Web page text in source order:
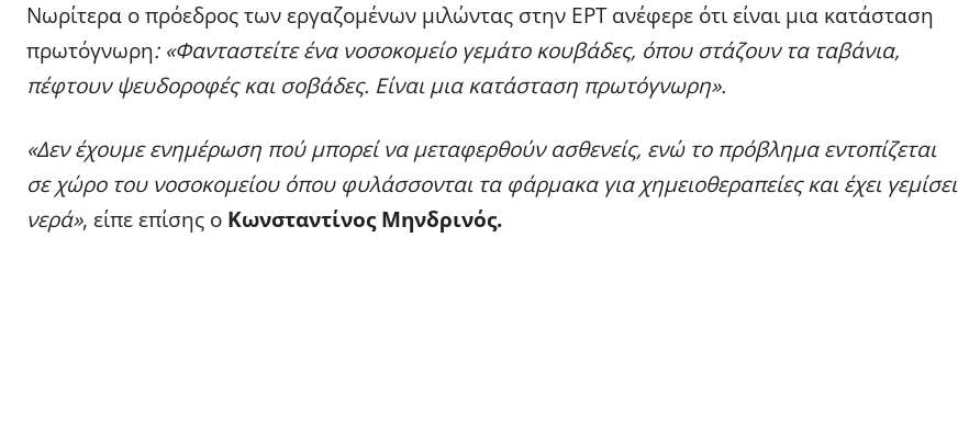
Νωρίτερα ο πρόεδρος των εργαζομένων μιλώντας στην ΕΡΤ ανέφερε ότι είναι μια κατάσταση
πρωτόγνωρη: «Φανταστείτε ένα νοσοκομείο γεμάτο κουβάδες, όπου στάζουν τα ταβάνια,
πέφτουν ψευδοροφές και σοβάδες. Είναι μια κατάσταση πρωτόγνωρη».
«Δεν έχουμε ενημέρωση πού μπορεί να μεταφερθούν ασθενείς, ενώ το πρόβλημα εντοπίζεται
σε χώρο του νοσοκομείου όπου φυλάσσονται τα φάρμακα για χημειοθεραπείες και έχει γεμίσει
νερά», είπε επίσης ο Κωνσταντίνος Μηνδρινός.